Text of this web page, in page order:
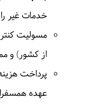
خدمات غیر
از کشور) و
پرداخت
عهده